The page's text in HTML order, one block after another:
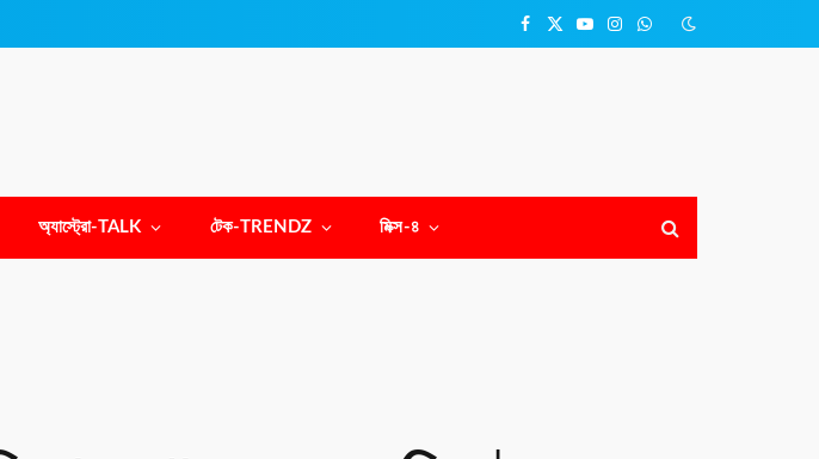
Facebook
X
YouTubeInstagram
WhatsApp
অ্যাস্ট্রো-TALK টেক-TRENDZ মিক্স-৪